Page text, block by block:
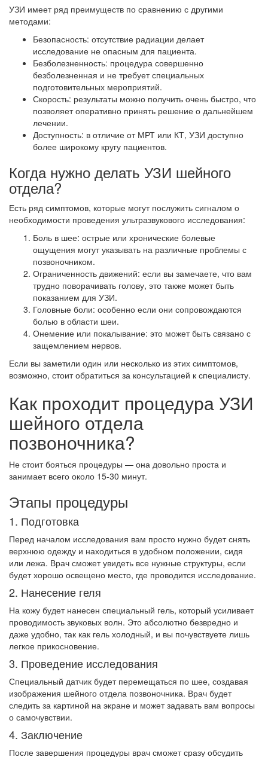
УЗИ имеет ряд преимуществ по сравнению с другими
методами:
Безопасность: отсутствие радиации делает
исследование не опасным для пациента.
Безболезненность: процедура совершенно
безболезненная и не требует специальных
подготовительных мероприятий.
Скорость: результаты можно получить очень быстро, что
позволяет оперативно принять решение о дальнейшем
лечении.
Доступность: в отличие от МРТ или КТ, УЗИ доступно
более широкому кругу пациентов.
Когда нужно делать УЗИ шейного
отдела?
Есть ряд симптомов, которые могут послужить сигналом о
необходимости проведения ультразвукового исследования:
Боль в шее: острые или хронические болевые
ощущения могут указывать на различные проблемы с
позвоночником.
Ограниченность движений: если вы замечаете, что вам
трудно поворачивать голову, это также может быть
показанием для УЗИ.
Головные боли: особенно если они сопровождаются
болью в области шеи.
Онемение или покалывание: это может быть связано с
защемлением нервов.
Если вы заметили один или несколько из этих симптомов,
возможно, стоит обратиться за консультацией к специалисту.
Как проходит процедура УЗИ
шейного отдела
позвоночника?
Не стоит бояться процедуры — она довольно проста и
занимает всего около 15-30 минут.
Этапы процедуры
1. Подготовка
Перед началом исследования вам просто нужно будет снять
верхнюю одежду и находиться в удобном положении, сидя
или лежа. Врач сможет увидеть все нужные структуры, если
будет хорошо освещено место, где проводится исследование.
2. Нанесение геля
На кожу будет нанесен специальный гель, который усиливает
проводимость звуковых волн. Это абсолютно безвредно и
даже удобно, так как гель холодный, и вы почувствуете лишь
легкое прикосновение.
3. Проведение исследования
Специальный датчик будет перемещаться по шее, создавая
изображения шейного отдела позвоночника. Врач будет
следить за картиной на экране и может задавать вам вопросы
о самочувствии.
4. Заключение
После завершения процедуры врач сможет сразу обсудить